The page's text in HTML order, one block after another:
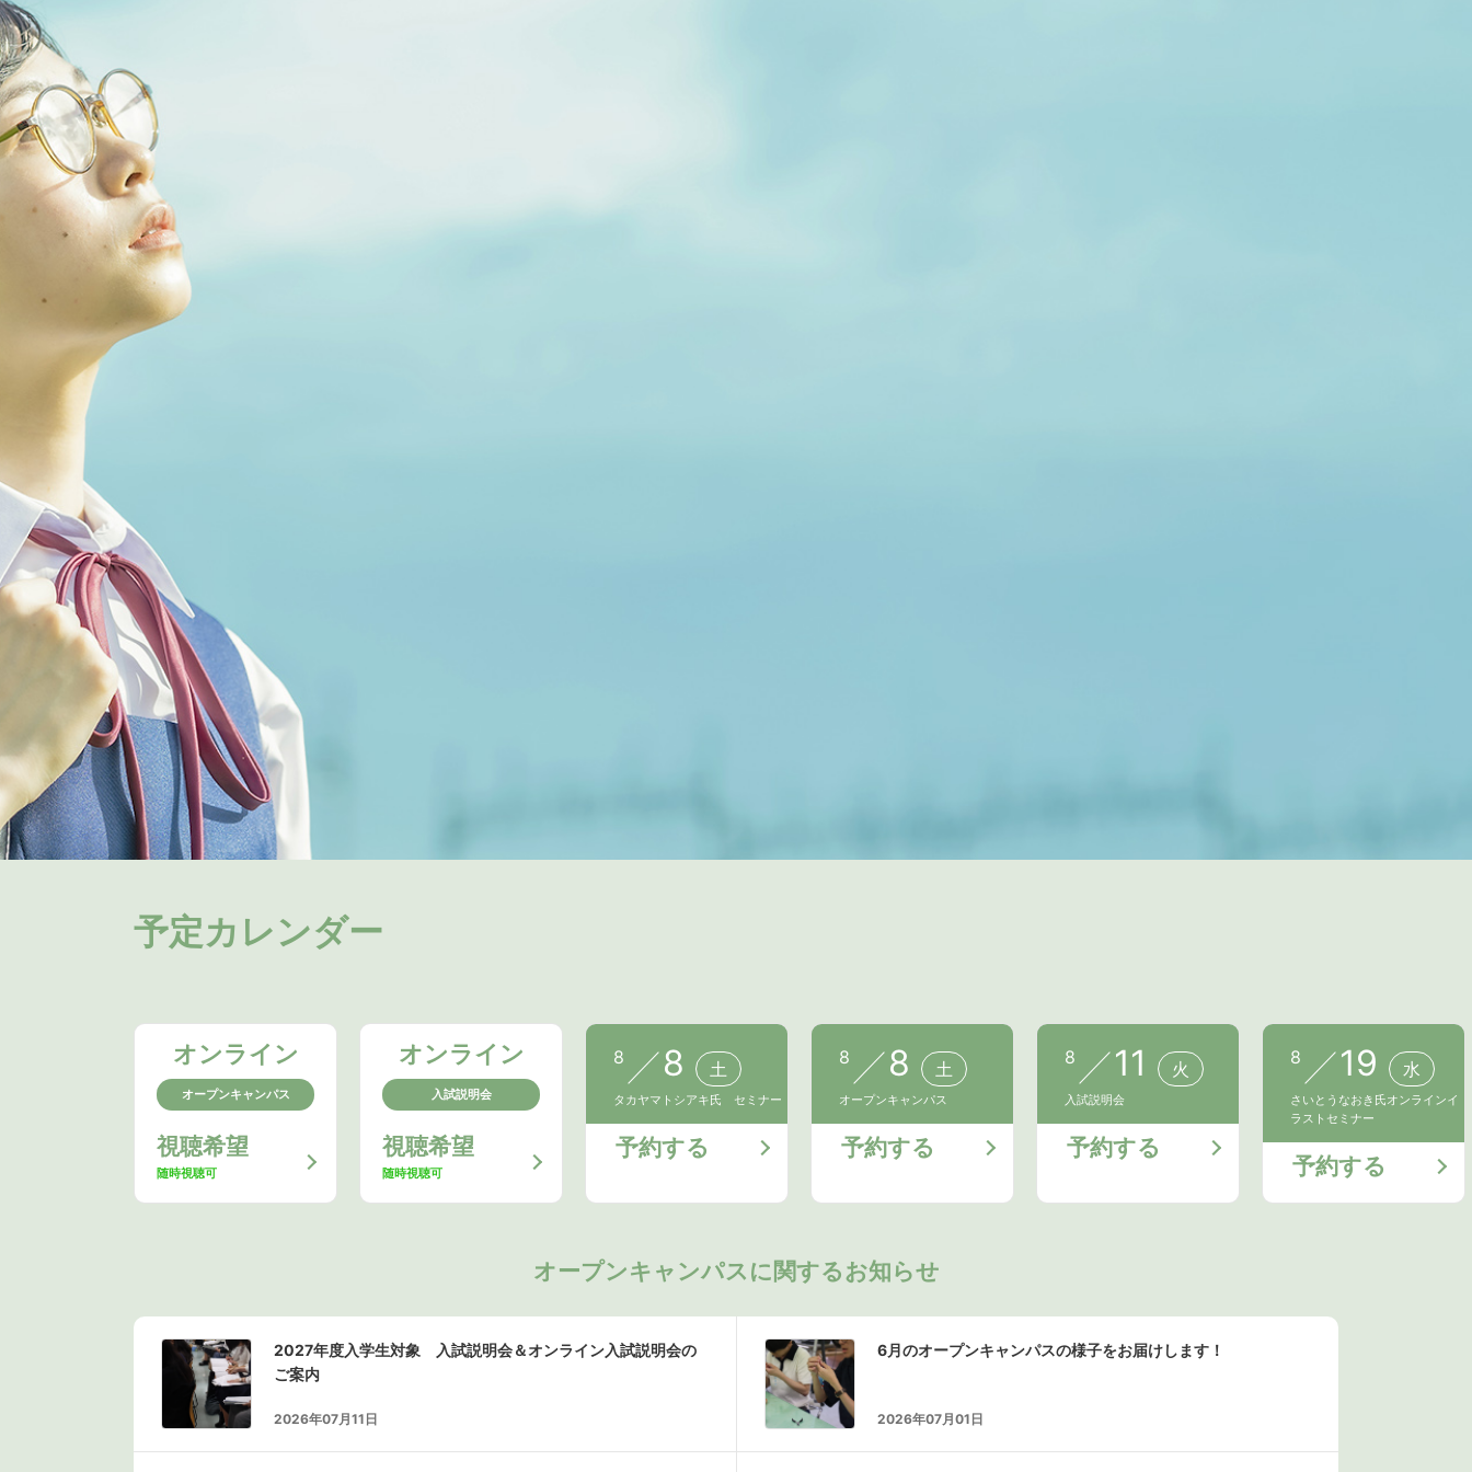
予定カレンダー
オンライン
オープンキャンパス
視聴希望
随時視聴可
オンライン
入試説明会
視聴希望
随時視聴可
8 8 土
タカヤマトシアキ氏 セミナー
予約する
8 8 土
オープンキャンパス
予約する
8 11 火
入試説明会
予約する
8 19 水
さいとうなおき氏オンラインイ
ラストセミナー
予約する
オープンキャンパスに関するお知らせ
2027年度入学生対象 入試説明会＆オンライン入試説明会の
ご案内
2026年07月11日
6月のオープンキャンパスの様子をお届けします！
2026年07月01日